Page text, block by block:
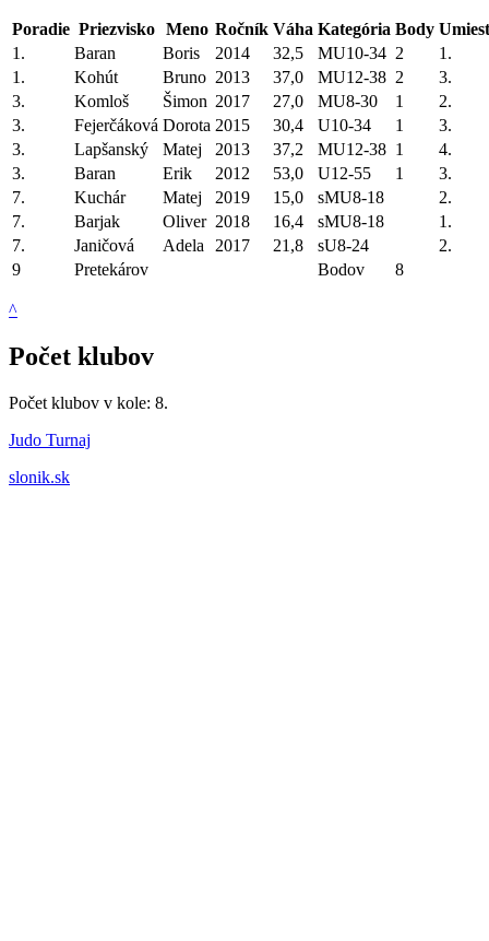
Poradie Priezvisko Meno Ročník Váha Kategória Body
1.
Baran Boris 2014 32,5 MU10-34 2
1.
1.
Kohút Bruno 2013 37,0 MU12-38 2
3.
3.
Komloš Šimon 2017 27,0 MU8-30 1
2.
3.
Fejerčáková Dorota 2015 30,4 U10-34 1
3.
3.
Lapšanský Matej 2013 37,2 MU12-38 1
4.
3.
Baran Erik 2012 53,0 U12-55 1
3.
7.
Kuchár Matej 2019 15,0 sMU8-18
2.
7.
Barjak Oliver 2018 16,4 sMU8-18
1.
7.
Janičová Adela 2017 21,8 sU8-24
2.
9
Pretekárov Bodov 8
^
Počet klubov
Počet klubov v kole: 8.
Judo Turnaj
slonik.sk